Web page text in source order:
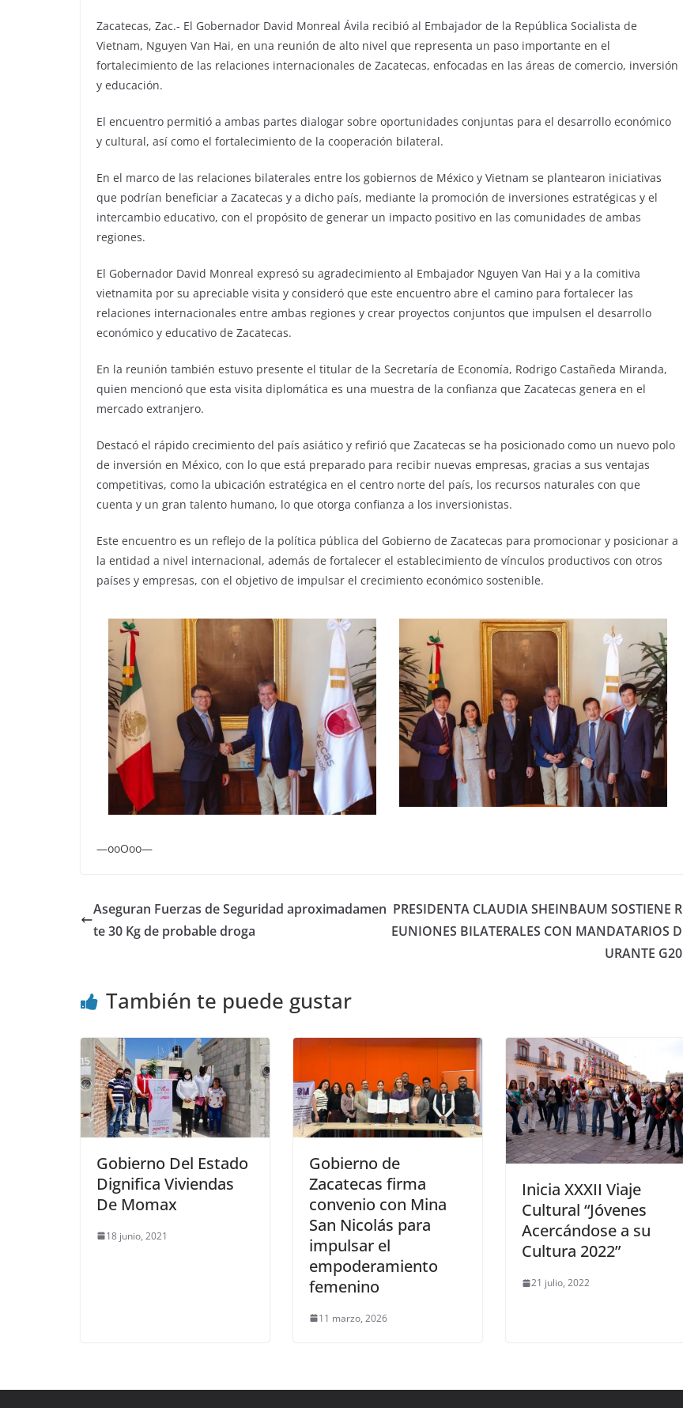
Zacatecas, Zac.- El Gobernador David Monreal Ávila recibió al Embajador de la República Socialista de
Vietnam, Nguyen Van Hai, en una reunión de alto nivel que representa un paso importante en el
fortalecimiento de las relaciones internacionales de Zacatecas, enfocadas en las áreas de comercio, inversión
y educación.
El encuentro permitió a ambas partes dialogar sobre oportunidades conjuntas para el desarrollo económico
y cultural, así como el fortalecimiento de la cooperación bilateral.
En el marco de las relaciones bilaterales entre los gobiernos de México y Vietnam se plantearon iniciativas
que podrían beneficiar a Zacatecas y a dicho país, mediante la promoción de inversiones estratégicas y el
intercambio educativo, con el propósito de generar un impacto positivo en las comunidades de ambas
regiones.
El Gobernador David Monreal expresó su agradecimiento al Embajador Nguyen Van Hai y a la comitiva
vietnamita por su apreciable visita y consideró que este encuentro abre el camino para fortalecer las
relaciones internacionales entre ambas regiones y crear proyectos conjuntos que impulsen el desarrollo
económico y educativo de Zacatecas.
En la reunión también estuvo presente el titular de la Secretaría de Economía, Rodrigo Castañeda Miranda,
quien mencionó que esta visita diplomática es una muestra de la confianza que Zacatecas genera en el
mercado extranjero.
Destacó el rápido crecimiento del país asiático y refirió que Zacatecas se ha posicionado como un nuevo polo
de inversión en México, con lo que está preparado para recibir nuevas empresas, gracias a sus ventajas
competitivas, como la ubicación estratégica en el centro norte del país, los recursos naturales con que
cuenta y un gran talento humano, lo que otorga confianza a los inversionistas.
Este encuentro es un reflejo de la política pública del Gobierno de Zacatecas para promocionar y posicionar a
la entidad a nivel internacional, además de fortalecer el establecimiento de vínculos productivos con otros
países y empresas, con el objetivo de impulsar el crecimiento económico sostenible.
—ooOoo—
Aseguran Fuerzas de Seguridad aproximadamen
te 30 Kg de probable droga
PRESIDENTA CLAUDIA SHEINBAUM SOSTIENE R
EUNIONES BILATERALES CON MANDATARIOS D
URANTE G20
También te puede gustar
Gobierno Del Estado
Dignifica Viviendas
De Momax
18 junio, 2021
Gobierno de
Zacatecas firma
convenio con Mina
San Nicolás para
impulsar el
empoderamiento
femenino
11 marzo, 2026
Inicia XXXII Viaje
Cultural “Jóvenes
Acercándose a su
Cultura 2022”
21 julio, 2022